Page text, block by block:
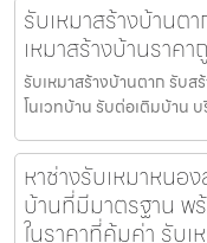
รับเหมาสร้างบ้านต
เหมาสร้างบ้านราค
รับเหมาสร้างบ้านตาก รับส
โนเวทบ้าน รับต่อเติมบ้าน
หาช่างรับเหมาหนอ
บ้านที่มีมาตรฐาน พ
ในราคาที่คุ้มค่า รับ